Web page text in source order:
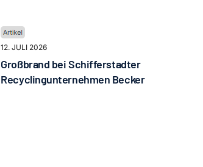
12. JULI 2026
Großbrand bei Schifferstadter
Recyclingunternehmen Becker